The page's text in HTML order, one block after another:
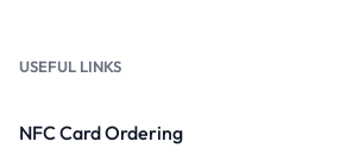
USEFUL LINKS
NFC Card Ordering